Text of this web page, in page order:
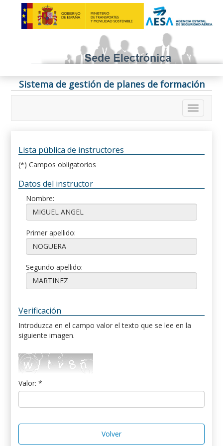
Sistema de gestión de planes de formación
Lista pública de instructores
(*) Campos obligatorios
Datos del instructor
Nombre:
Primer apellido:
Segundo apellido:
Verificación
Introduzca en el campo valor el texto que se lee en la
siguiente imagen.
Valor: *
Volver